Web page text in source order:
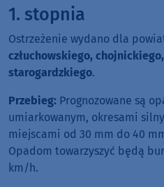
1. stopnia
Ostrzeżenie wydano dla
człuchowskiego,
starogardzkiego.
Przebieg: Prognozowane są
umiarkowanym, okresami
miejscami od 30 mm do 40
Opadom towarzyszyć będą
km/h.